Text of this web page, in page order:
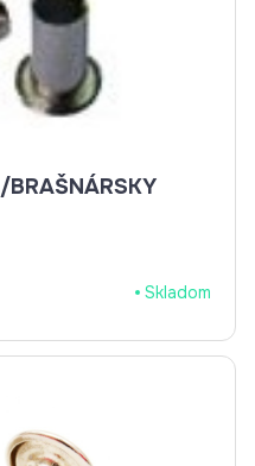
NIT DUTÝ 3,0X9 66 NI /BRAŠNÁRSKY
Skladom